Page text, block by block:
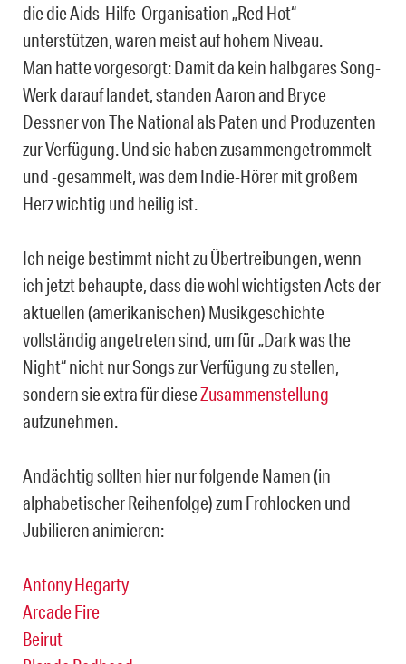
die die Aids-Hilfe-Organisation „Red Hot“
unterstützen, waren meist auf hohem Niveau.
Man hatte vorgesorgt: Damit da kein halbgares Song-
Werk darauf landet, standen Aaron and Bryce
Dessner von The National als Paten und Produzenten
zur Verfügung. Und sie haben zusammengetrommelt
und -gesammelt, was dem Indie-Hörer mit großem
Herz wichtig und heilig ist.
Ich neige bestimmt nicht zu Übertreibungen, wenn
ich jetzt behaupte, dass die wohl wichtigsten Acts der
aktuellen (amerikanischen) Musikgeschichte
vollständig angetreten sind, um für „Dark was the
Night“ nicht nur Songs zur Verfügung zu stellen,
sondern sie extra für dieseZusammenstellung
aufzunehmen.
Andächtig sollten hier nur folgende Namen (in
alphabetischer Reihenfolge) zum Frohlocken und
Jubilieren animieren:
Antony Hegarty
Arcade Fire
Beirut